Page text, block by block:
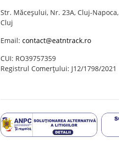
Str. Măceșului, Nr. 23A, Cluj-Napoca,
Cluj
Email: contact@eatntrack.ro
CUI: RO39757359
Registrul Comerțului: J12/1798/2021